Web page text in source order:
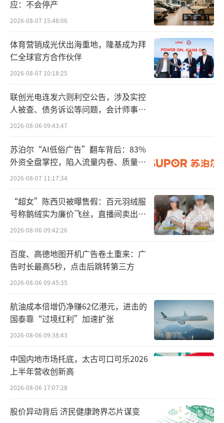
主营业务利润较2024年的37.42亿元净增超2亿
元至39.46亿元；净利润也从2024年的11.04亿
元攀升至12.02亿元。
值得一提的是，白云山旗下有2家子公司对
大健康公司依旧系白云山整体净利润的最大来
源，净利润贡献率超过40%。
而除了王老吉大健康公司外，同样作为白
云山子公司的广州王老吉药业股份有限公司
（下称“王老吉药业”）旗下还有“绿盒”王
老吉、王老吉尊萃装、王老吉核桃乳等饮料产
品。
对王老吉凉茶的销售，王老吉大健康公司
及王老吉药业主要以经销为主，设三级经销
商；一级经销商对王老吉大健康公司、王老吉
药业负责，根据王老吉大健康公司、王老吉药
业下达的销售任务，具体负责区域渠道开发；
二级分销商从一级经销商处采购并负责产品配
送。王老吉大健康公司及王老吉药业直接负责
产品的广告投入，参与终端扩展、促销及客户
维护等。
报告期内，白云山旗下天然饮品国际化发
展加速，与沙特艾杜克国际控股有限公司、上
海宝钢包装股份有限公司、百达国际贸易有限
应：不会停产
2026-08-07 15:48:06
体育营销成光伏出海重地，隆基成为拜
仁全球官方合作伙伴
2026-08-07 10:18:25
联创光电连发六则利空公告，涉及实控
人被查、债务诉讼等问题，会计师事务
所曾出具“保留意见”
2026-08-06 09:43:47
苏泊尔“AI低俗广告”翻车背后：83%
外资全盘掌控，陷入流量内卷、质量频
发的负循环
2026-08-07 11:17:34
“超女”陈西贝被曝售假：百元羽绒服
号称鹅绒实为廉价飞丝，直播间卖出超
百万元
2026-08-06 09:42:26
百度、高德地图开机广告卷土重来：广
告时长最高5秒，点击后跳转第三方
2026-08-06 09:45:35
航油成本倍增仍净赚62亿港元，进击的
国泰靠“过境红利”加速扩张
2026-08-06 09:38:43
中国内地市场托底，太古可口可乐2026
上半年营收创新高
2026-08-06 17:07:28
股价异动背后 济民健康跨界芯片谋变